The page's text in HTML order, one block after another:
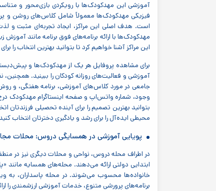
آموزشی این مهدکودک‌ها با رویکردی بازی‌محور و
فیزیکی مهدکودک‌ها معمولاً شامل کلاس‌های روشن و
است. هدف اصلی این مراکز، ایجاد تجربه‌ای مثبت و
مهدکودک‌ها با ارائه برنامه‌های فوق برنامه مانند
این مراکز آشنا خواهیم کرد تا بتوانید بهترین انتخاب را
برای مشاهده پروفایل هر یک از مهدکودک‌ها و
آموزشی و فعالیت‌های روزانه کودکان را ببینید.
جامعی در مورد کلاس‌های آموزشی، برنامه هفتگی، و
وجود، شماره واتس‌اپ و صفحه اینستاگرام مهدکودک
بتوانید بهترین تصمیم را برای آینده تحصیلی فرزندتان
محیطی ایده‌آل را برای رشد و یادگیری دخترتان انتخاب
پویایی آموزشی در همسایگی دروس: محلات
ابتدایی دولتی ارائه می‌دهند. محله‌های همسایه مانند
برنامه‌های پرورشی متنوع، خدمات آموزشی ارزشمندی